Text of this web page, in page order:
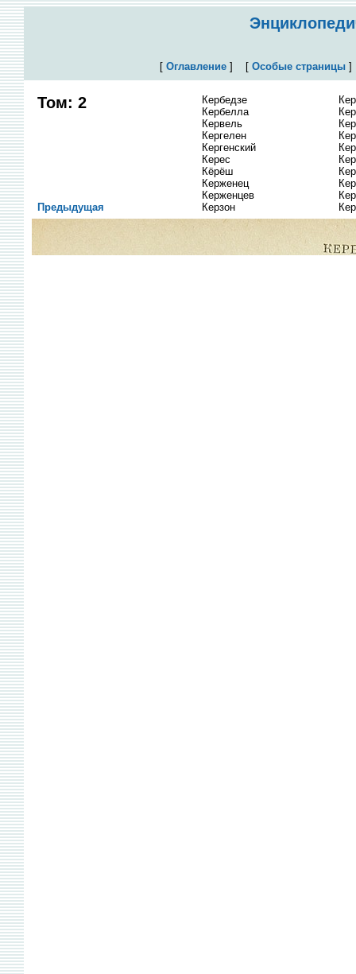
[ Оглавление] [ Особые страницы
Том: 2
Кербедзе
Кербелла
Кервель
Кергелен
Кергенский
Керес
Кёрёш
Керженец
Керженцев
Керзон
Предыдущая